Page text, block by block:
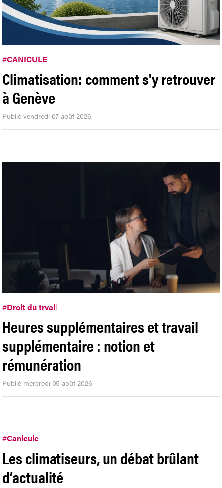
#CANICULE
Climatisation: comment s'y retrouver
à Genève
Publié vendredi 07 août 2026
#Droit du trvail
Heures supplémentaires et travail
supplémentaire : notion et
rémunération
Publié mercredi 05 août 2026
#Canicule
Les climatiseurs, un débat brûlant
d’actualité